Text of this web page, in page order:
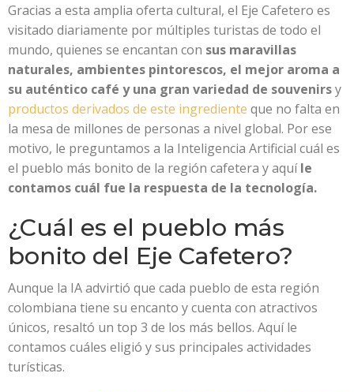
Gracias a esta amplia oferta cultural, el Eje Cafetero es
visitado diariamente por múltiples turistas de todo el
mundo, quienes se encantan con sus maravillas
naturales, ambientes pintorescos, el mejor aroma a
su auténtico café y una gran variedad de souvenirsy
productos derivados de este ingrediente que no falta en
la mesa de millones de personas a nivel global. Por ese
motivo, le preguntamos a la Inteligencia Artificial cuál es
el pueblo más bonito de la región cafetera y aquíle
contamos cuál fue la respuesta de la tecnología.
¿Cuál es el pueblo más
bonito del Eje Cafetero?
Aunque la IA advirtió que cada pueblo de esta región
colombiana tiene su encanto y cuenta con atractivos
únicos, resaltó un top 3 de los más bellos. Aquí le
contamos cuáles eligió y sus principales actividades
turísticas.